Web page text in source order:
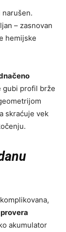
narušen.
– zasnovan
hemijske
gubi profil brže
skraćuje vek
provera
akumulator